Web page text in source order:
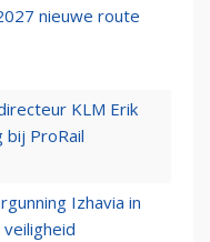
nieuwe route
KLM Erik
bij ProRail
Izhavia in